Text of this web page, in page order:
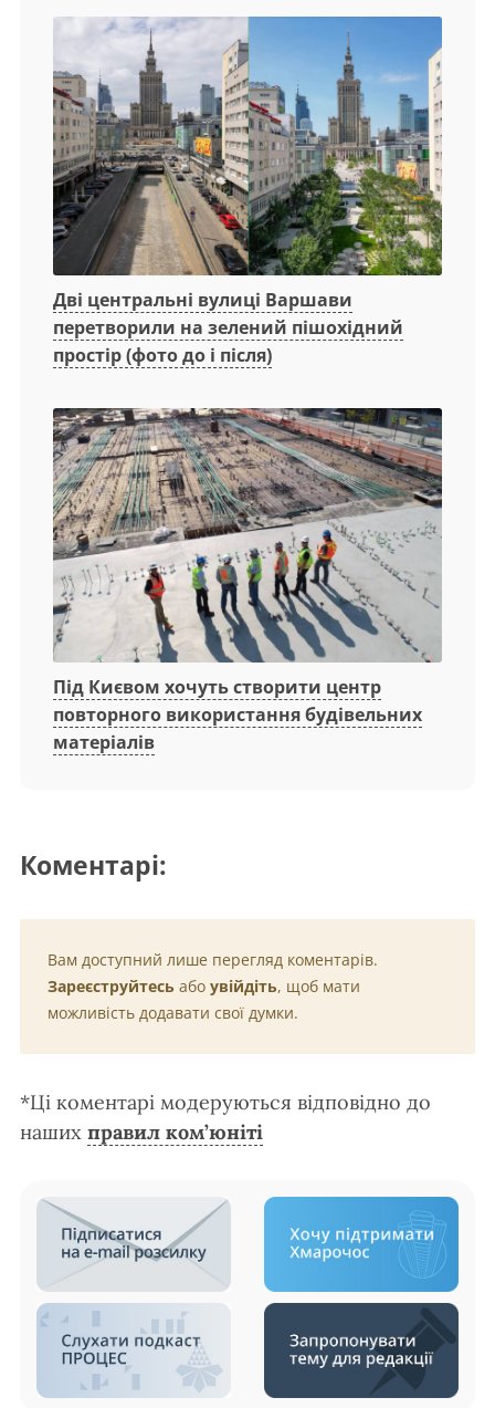
Дві центральні вулиці Варшави
перетворили на зелений пішохідний
простір (фото до і після)
Під Києвом хочуть створити центр
повторного використання будівельних
матеріалів
Коментарі:
Вам доступний лише перегляд коментарів.
Зареєструйтесь або увійдіть, щоб мати
можливість додавати свої думки.
*Ці коментарі модеруються відповідно до
наших правил ком’юніті